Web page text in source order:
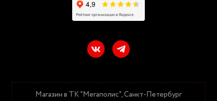
Магазин в ТК "Мегаполис", Санкт-Петербург